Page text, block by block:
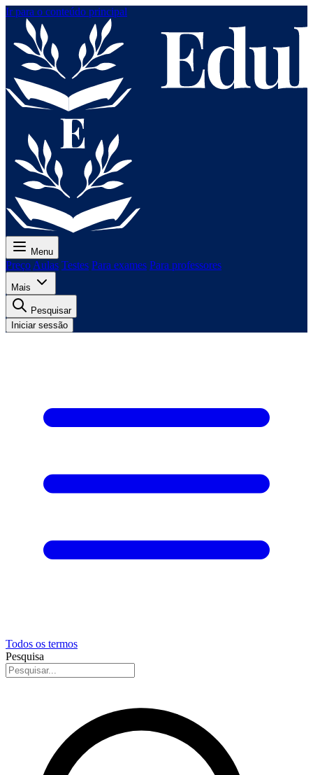
Ir para o conteúdo principal
Menu
Preço Aulas Testes Para exames Para professores
Mais
Pesquisar
Iniciar sessão
Todos os termos
Pesquisa